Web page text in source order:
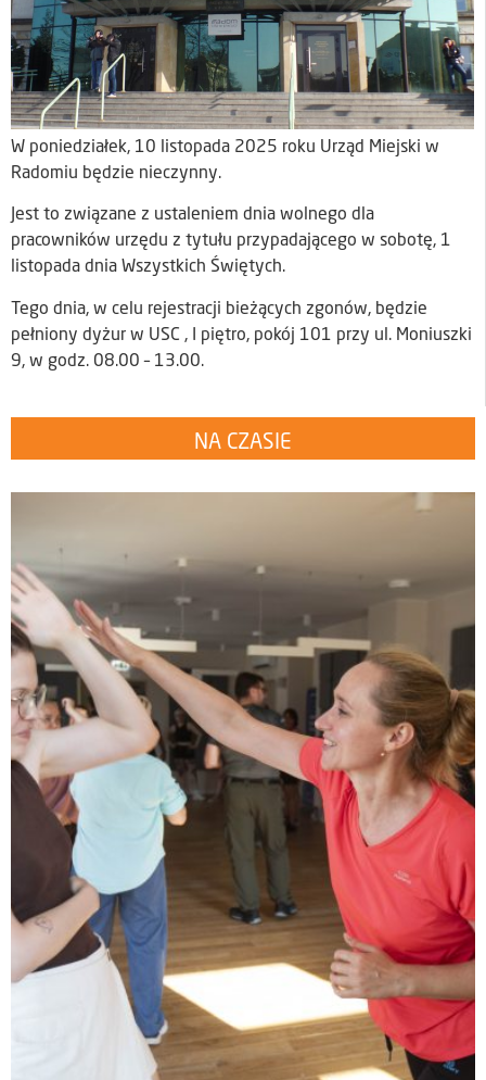
W poniedziałek, 10 listopada 2025 roku Urząd Miejski w
Radomiu będzie nieczynny.
Jest to związane z ustaleniem dnia wolnego dla
pracowników urzędu z tytułu przypadającego w sobotę, 1
listopada dnia Wszystkich Świętych.
Tego dnia, w celu rejestracji bieżących zgonów, będzie
pełniony dyżur w USC , I piętro, pokój 101 przy ul. Moniuszki
9, w godz. 08.00 – 13.00.
NA CZASIE